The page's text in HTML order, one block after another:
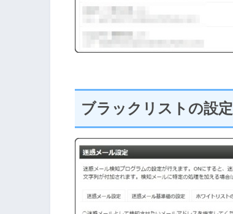
ブラックリストの設定